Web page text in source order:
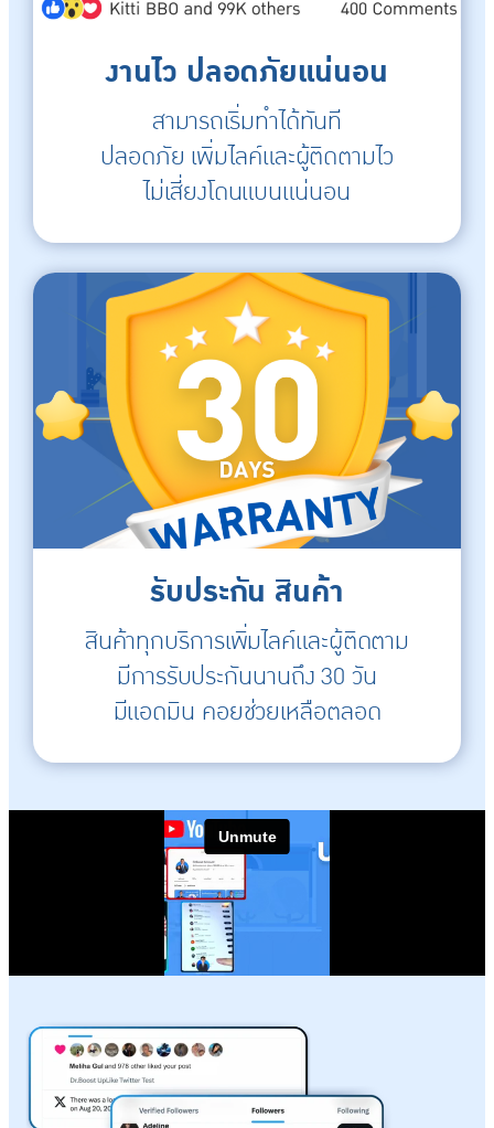
งานไว ปลอดภัยแน่นอน​
สามารถเริ่มทำได้ทันที
ปลอดภัย เพิ่มไลค์และผู้ติดตามไว
ไม่เสี่ยงโดนแบนแน่นอน
รับประกัน สินค้า
สินค้าทุกบริการเพิ่มไลค์และผู้ติดตาม
มีการรับประกันนานถึง 30 วัน
มีแอดมิน คอยช่วยเหลือตลอด